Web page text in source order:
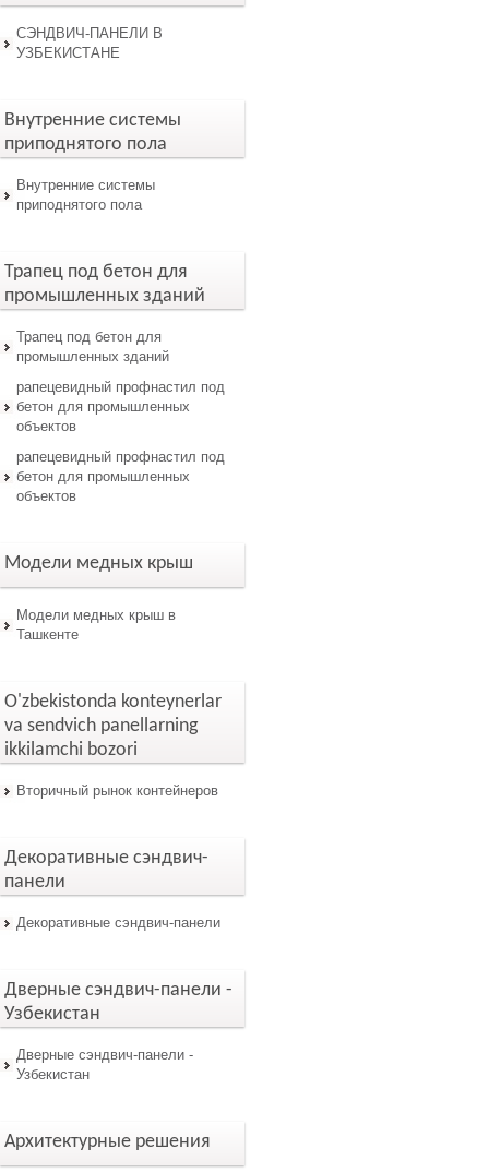
СЭНДВИЧ-ПАНЕЛИ В
УЗБЕКИСТАНЕ
Внутренние системы
приподнятого пола
Внутренние системы
приподнятого пола
Трапец под бетон для
промышленных зданий
Трапец под бетон для
промышленных зданий
рапецевидный профнастил под
бетон для промышленных
объектов
рапецевидный профнастил под
бетон для промышленных
объектов
Модели медных крыш
Модели медных крыш в
Ташкенте
O'zbekistonda konteynerlar
va sendvich panellarning
ikkilamchi bozori
Вторичный рынок контейнеров
Декоративные сэндвич-
панели
Декоративные сэндвич-панели
Дверные сэндвич-панели -
Узбекистан
Дверные сэндвич-панели -
Узбекистан
Архитектурные решения